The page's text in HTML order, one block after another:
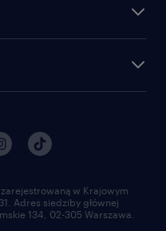
w Krajowym
Adres siedziby głównej
134, 02-305 Warszawa.